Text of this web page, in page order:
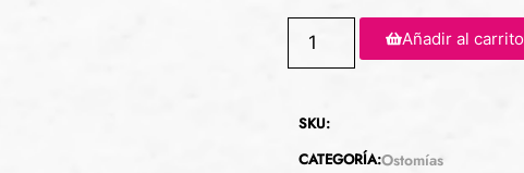
Añadir al carrito
SKU:
CATEGORÍA:Ostomías